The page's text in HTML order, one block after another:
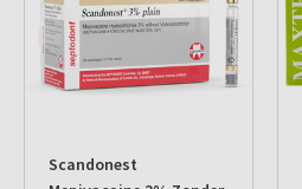
Scandonest